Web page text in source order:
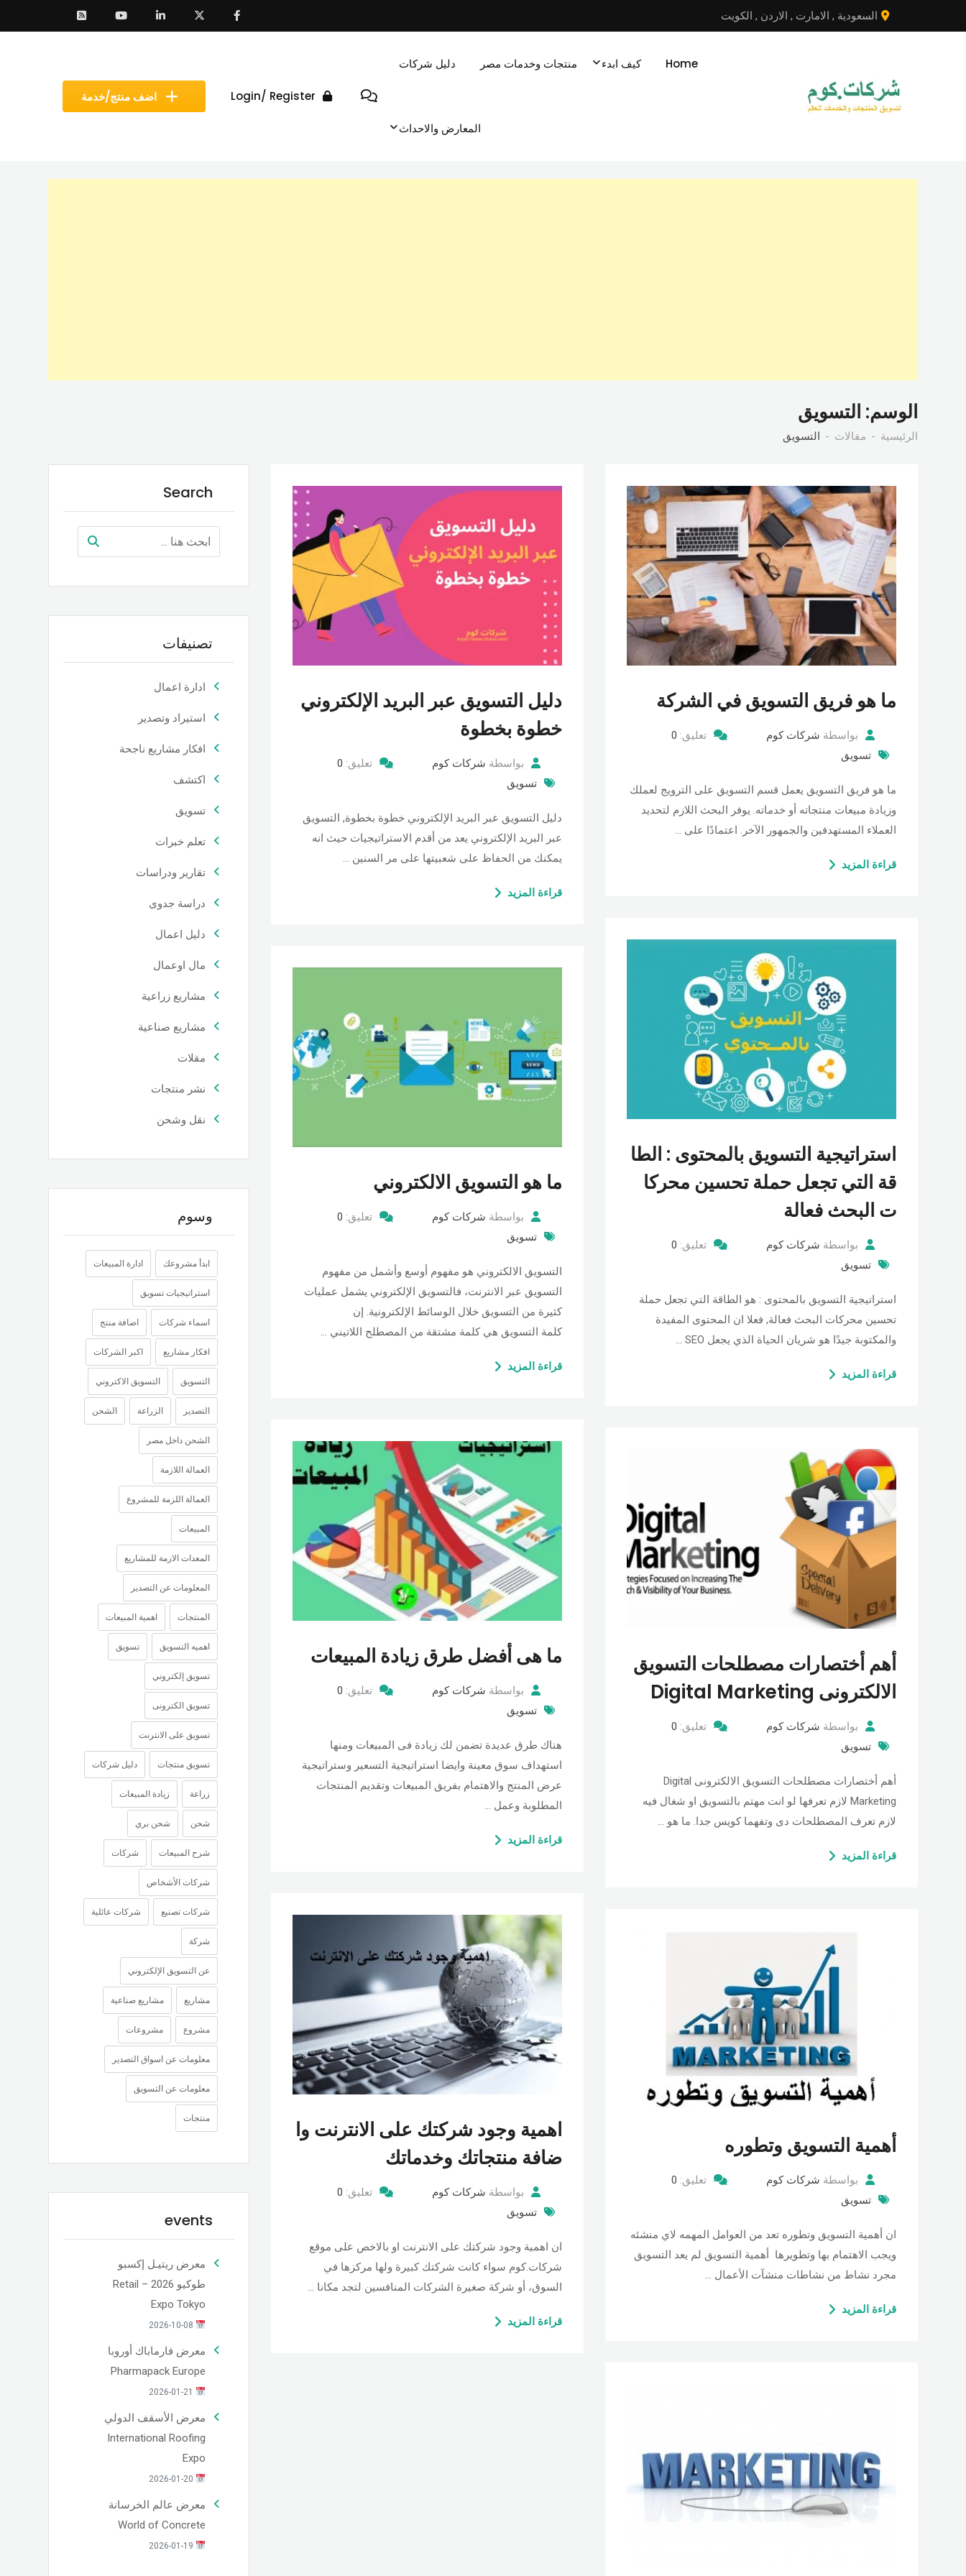
إلى
السعودية , الامارت , الاردن , الكويت
اضف منتج/خدمة Login/ Register
Home كيف ابدء منتجات وخدمات مصر دليل شركات
المعارض والاحداث
الوسم: التسويق
الرئيسية مقالات التسويق
دليل التسويق عبر البريد الإلكتروني
خطوة بخطوة
بواسطة شركات كوم تعليق: 0
تسويق
دليل التسويق عبر البريد الإلكتروني خطوة بخطوة, التسويق
عبر البريد الإلكتروني يعد من أقدم الاستراتيجيات حيث انه
يمكنك من الحفاظ على شعبيتها على مر السنين …
قراءة المزيد
ما هو فريق التسويق في الشركة
بواسطة شركات كوم تعليق: 0
تسويق
ما هو فريق التسويق يعمل قسم التسويق على الترويج لعملك
وزيادة مبيعات منتجاته أو خدماته. يوفر البحث اللازم لتحديد
العملاء المستهدفين والجمهور الآخر. اعتمادًا على …
قراءة المزيد
استراتيجية التسويق بالمحتوى : الطا
قة التي تجعل حملة تحسين محركا
ت البحث فعالة
بواسطة شركات كوم تعليق: 0
تسويق
استراتيجية التسويق بالمحتوى : هو الطاقة التي تجعل حملة
تحسين محركات البحث فعالة, فعلا ان المحتوى المفيدة
والمكتوبة جيدًا هو شريان الحياة الذي يجعل SEO …
قراءة المزيد
ما هو التسويق الالكتروني
بواسطة شركات كوم تعليق: 0
تسويق
التسويق الالكتروني هو مفهوم أوسع وأشمل من مفهوم
التسويق عبر الانترنت، فالتسويق الإلكتروني يشمل عمليات
كثيرة من التسويق خلال الوسائط الإلكترونية. إن
كلمة التسويق هي كلمة مشتقة من المصطلح اللاتيني …
قراءة المزيد
ما هى أفضل طرق زيادة المبيعات
بواسطة شركات كوم تعليق: 0
تسويق
هناك طرق عديدة تضمن لك زيادة فى المبيعات ومنها
استهداف سوق معينة وايضا استراتيجية التسعير وستراتيجية
عرض المنتج والاهتمام بفريق المبيعات وتقديم المنتجات
المطلوبة وعمل …
قراءة المزيد
أهم أختصارات مصطلحات التسويق
الالكترونى Digital Marketing
بواسطة شركات كوم تعليق: 0
تسويق
أهم أختصارات مصطلحات التسويق الالكترونى Digital
Marketing لازم تعرفها لو انت مهتم بالتسويق او شغال فيه
لازم تعرف المصطلحات دى وتفهما كويس جدا. ما هو …
قراءة المزيد
اهمية وجود شركتك على الانترنت وا
ضافة منتجاتك وخدماتك
بواسطة شركات كوم تعليق: 0
تسويق
ان اهمية وجود شركتك على الانترنت او بالاخص على موقع
شركات.كوم سواء كانت شركتك كبيرة ولها مركزها في
السوق، أو شركة صغيرة الشركات المنافسين لتجد مكانا …
قراءة المزيد
أهمية التسويق وتطوره
بواسطة شركات كوم تعليق: 0
تسويق
ان أهمية التسويق وتطوره تعد من العوامل المهمه لاي منشئه
ويجب الاهتمام بها وتطويرها أهمية التسويق لم يعد التسويق
مجرد نشاط من نشاطات منشآت الأعمال …
قراءة المزيد
Search
تصنيفات
ادارة اعمال
استيراد وتصدير
افكار مشاريع ناجحة
اكتشف
تسويق
تعلم خبرات
تقارير ودراسات
دراسة جدوى
دليل اعمال
مال اوعمال
مشاريع زراعية
مشاريع صناعية
مقلات
نشر منتجات
نقل وشحن
وسوم
ابدأ مشروعك ادارة المبيعات
استراتيجيات تسويق
اسماء شركات اضافة منتج
افكار مشاريع اكبر الشركات
التسويق التسويق الاكتروني
التصدير الزراعة الشحن
الشحن داخل مصر
العمالة اللازمة
العمالة اللزمة للمشروع
المبيعات
المعدات الازمة للمشاريع
المعلومات عن التصدير
المنتجات اهمية المبيعات
اهميه التسويق تسويق
تسويق إلكتروني
تسويق الكترونى
تسويق على الانترنت
تسويق منتجات دليل شركات
زراعة زيادة المبيعات
شحن شحن بري
شرح المبيعات شركات
شركات الأشخاص
شركات تصنيع شركات عائلية
شركة
عن التسويق الإلكتروني
مشاريع مشاريع صناعية
مشروع مشروعات
معلومات عن اسواق التصدير
معلومات عن التسويق
منتجات
events
معرض ريتيـل إكسبو
طوكيو 2026 – Retail
Expo Tokyo
معرض فارماباك أوروبا
Pharmapack Europe
معرض الأسقف الدولي
International Roofing
Expo
معرض عالم الخرسانة
World of Concrete